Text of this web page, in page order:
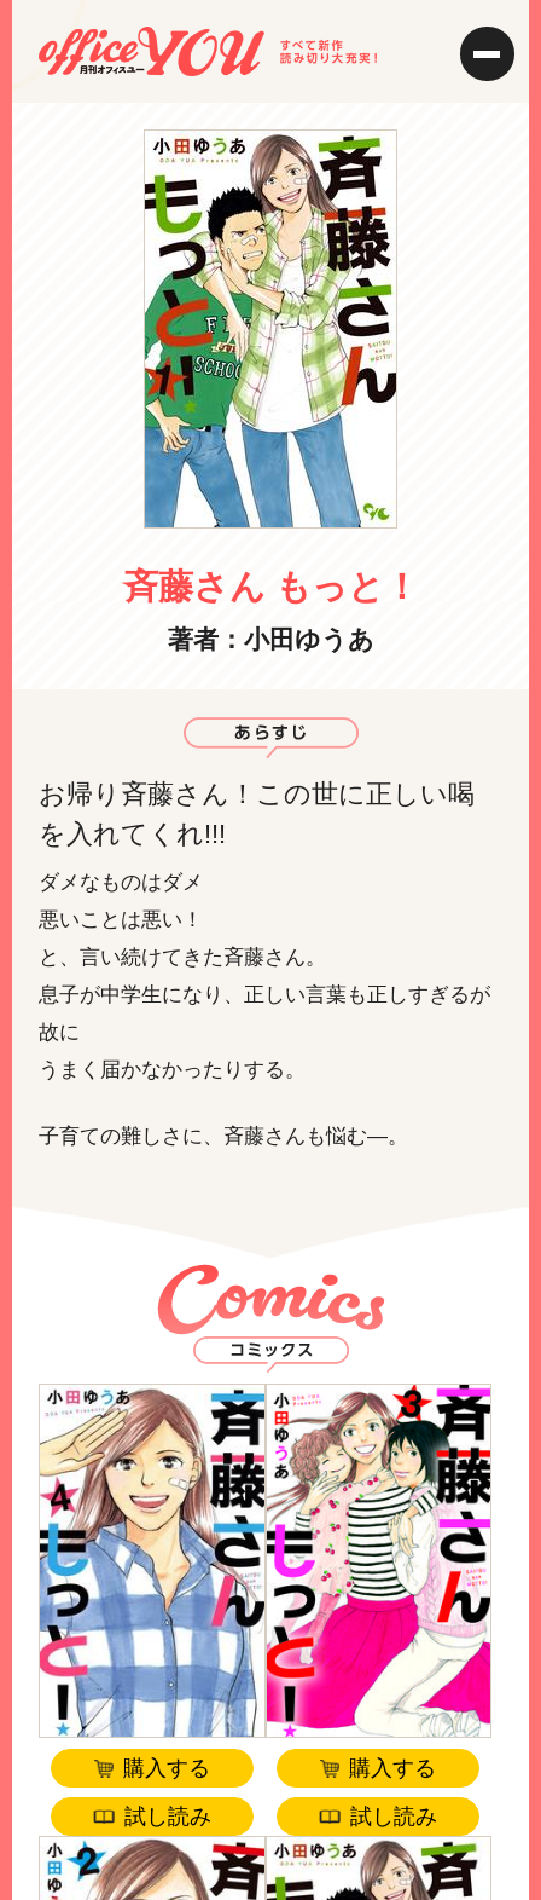
斉藤さん もっと！
著者：小田ゆうあ
お帰り斉藤さん！この世に正しい喝
を入れてくれ!!!
ダメなものはダメ
悪いことは悪い！
と、言い続けてきた斉藤さん。
息子が中学生になり、正しい言葉も正しすぎるが
故に
うまく届かなかったりする。
子育ての難しさに、斉藤さんも悩む―。
購入する
試し読み
購入する
試し読み